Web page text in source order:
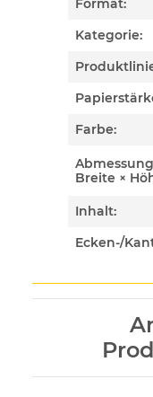
Format:
Kategorie:
Farbe:
Breite ×
Inhalt:
Ecken-/